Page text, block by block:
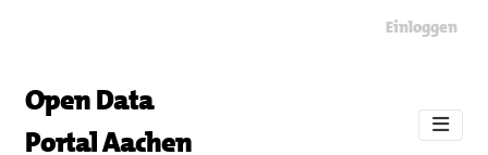
Einloggen
Open Data
Portal Aachen